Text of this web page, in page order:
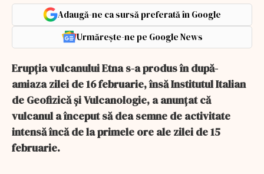
Adaugă-ne ca sursă preferată în Google
Urmărește-ne pe Google News
Erupția vulcanului Etna s-a produs în după-
amiaza zilei de 16 februarie, însă Institutul Italian
de Geofizică și Vulcanologie, a anunțat că
vulcanul a început să dea semne de activitate
intensă încă de la primele ore ale zilei de 15
februarie.